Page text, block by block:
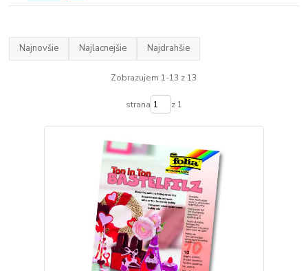
Najnovšie Najlacnejšie Najdrahšie
Zobrazujem 1-13 z 13
strana z 1